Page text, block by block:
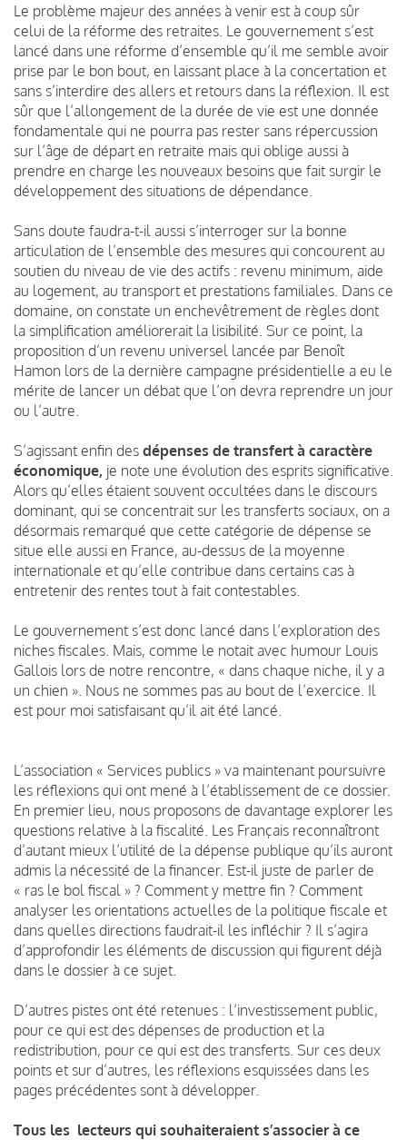
Le problème majeur des années à venir est à coup sûr
celui de la réforme des retraites. Le gouvernement s’est
lancé dans une réforme d’ensemble qu’il me semble avoir
prise par le bon bout, en laissant place à la concertation et
sans s’interdire des allers et retours dans la réflexion. Il est
sûr que l’allongement de la durée de vie est une donnée
fondamentale qui ne pourra pas rester sans répercussion
sur l’âge de départ en retraite mais qui oblige aussi à
prendre en charge les nouveaux besoins que fait surgir le
développement des situations de dépendance.
Sans doute faudra-t-il aussi s’interroger sur la bonne
articulation de l’ensemble des mesures qui concourent au
soutien du niveau de vie des actifs : revenu minimum, aide
au logement, au transport et prestations familiales. Dans ce
domaine, on constate un enchevêtrement de règles dont
la simplification améliorerait la lisibilité. Sur ce point, la
proposition d’un revenu universel lancée par Benoît
Hamon lors de la dernière campagne présidentielle a eu le
mérite de lancer un débat que l’on devra reprendre un jour
ou l’autre.
S’agissant enfin des dépenses de transfert à caractère
économique, je note une évolution des esprits significative.
Alors qu’elles étaient souvent occultées dans le discours
dominant, qui se concentrait sur les transferts sociaux, on a
désormais remarqué que cette catégorie de dépense se
situe elle aussi en France, au-dessus de la moyenne
internationale et qu’elle contribue dans certains cas à
entretenir des rentes tout à fait contestables.
Le gouvernement s’est donc lancé dans l’exploration des
niches fiscales. Mais, comme le notait avec humour Louis
Gallois lors de notre rencontre, « dans chaque niche, il y a
un chien ». Nous ne sommes pas au bout de l’exercice. Il
est pour moi satisfaisant qu’il ait été lancé.
L’association « Services publics » va maintenant poursuivre
les réflexions qui ont mené à l’établissement de ce dossier.
En premier lieu, nous proposons de davantage explorer les
questions relative à la fiscalité. Les Français reconnaîtront
d’autant mieux l’utilité de la dépense publique qu’ils auront
admis la nécessité de la financer. Est-il juste de parler de
« ras le bol fiscal » ? Comment y mettre fin ? Comment
analyser les orientations actuelles de la politique fiscale et
dans quelles directions faudrait-il les infléchir ? Il s’agira
d’approfondir les éléments de discussion qui figurent déjà
dans le dossier à ce sujet.
D’autres pistes ont été retenues : l’investissement public,
pour ce qui est des dépenses de production et la
redistribution, pour ce qui est des transferts. Sur ces deux
points et sur d’autres, les réflexions esquissées dans les
pages précédentes sont à développer.
Tous les lecteurs qui souhaiteraient s’associer à ce